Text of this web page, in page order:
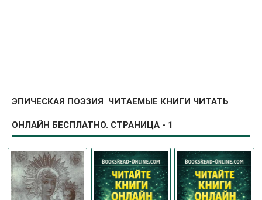
ЭПИЧЕСКАЯ ПОЭЗИЯ ЧИТАЕМЫЕ КНИГИ ЧИТАТЬ
ОНЛАЙН БЕСПЛАТНО. СТРАНИЦА - 1